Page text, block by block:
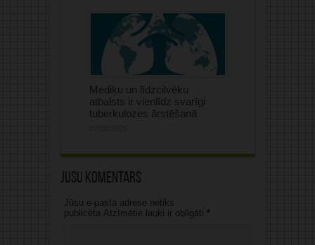
Mediķu un līdzcilvēku
atbalsts ir vienlīdz svarīgi
tuberkulozes ārstēšanā
Jūsu komentārs
Jūsu e-pasta adrese netiks
publicēta.Atzīmētie lauki ir obligāti *